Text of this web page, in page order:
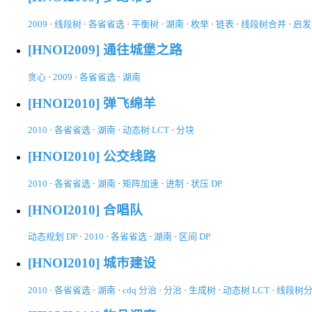
2009 · 线段树 · 各省省选 · 平衡树 · 湖南 · 枚举 · 链表 · 线段树合并 · 启
[HNOI2009] 通往城堡之路
贪心 · 2009 · 各省省选 · 湖南
[HNOI2010] 弹飞绵羊
2010 · 各省省选 · 湖南 · 动态树 LCT · 分块
[HNOI2010] 公交线路
2010 · 各省省选 · 湖南 · 矩阵加速 · 进制 · 状压 DP
[HNOI2010] 合唱队
动态规划 DP · 2010 · 各省省选 · 湖南 · 区间 DP
[HNOI2010] 城市建设
2010 · 各省省选 · 湖南 · cdq 分治 · 分治 · 生成树 · 动态树 LCT · 线段树